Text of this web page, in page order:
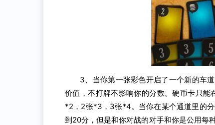
3、当你第一张彩色开启了一个新的车
价值，不打牌不影响你的分数。硬币卡只
*2，2张*3，3张*4。当你在某个通道里的
到20分，但是和你对战的对手和你是公用每